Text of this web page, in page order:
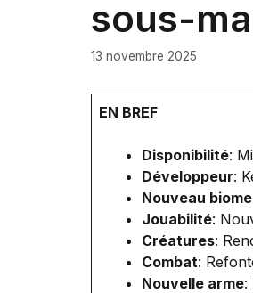
sous-
13 novembre 2025
EN BREF
Disponibilité:
Développeur:
Nouveau biome
Jouabilité:
Créatures:
Combat:
Nouvelle arme: